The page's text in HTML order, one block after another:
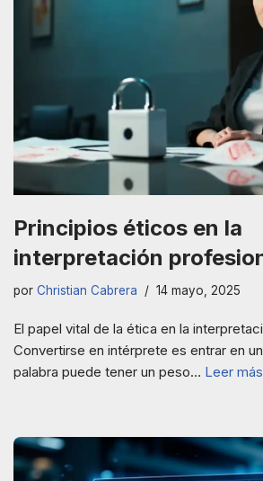
Principios éticos en la
interpretación
por Christian Cabrera 14 mayo, 2025
El papel vital de la ética en la
Convertirse en intérprete es entrar en
palabra puede tener un peso… Leer